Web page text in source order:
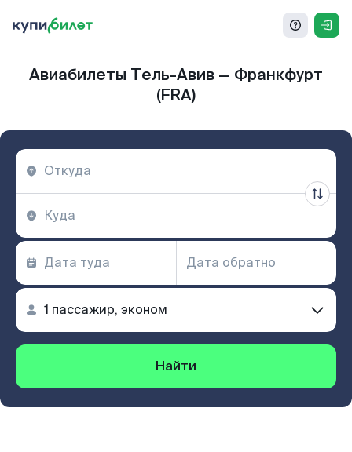
Авиабилеты Тель-Авив — Франкфурт
(FRA)
Найти